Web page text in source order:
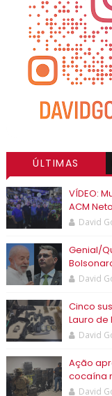
ÚLTIMAS
VÍDEO:
ACM Neto
David
Genial/
David
Cinco
Lauro de
David
Ação
cocaína
David